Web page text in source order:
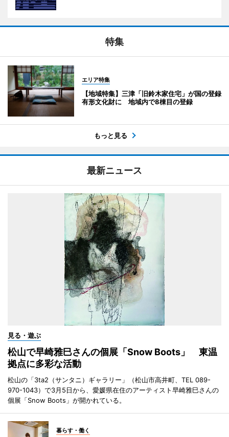
特集
エリア特集
【地域特集】三津「旧鈴木家住宅」が国の登録
有形文化財に 地域内で8棟目の登録
もっと見る
最新ニュース
見る・遊ぶ
松山で早崎雅巳さんの個展「Snow Boots」 東温
拠点に多彩な活動
松山の「3ta2（サンタニ）ギャラリー」（松山市高井町、TEL 089-
970-1043）で3月5日から、愛媛県在住のアーティスト早崎雅巳さんの
個展「Snow Boots」が開かれている。
暮らす・働く